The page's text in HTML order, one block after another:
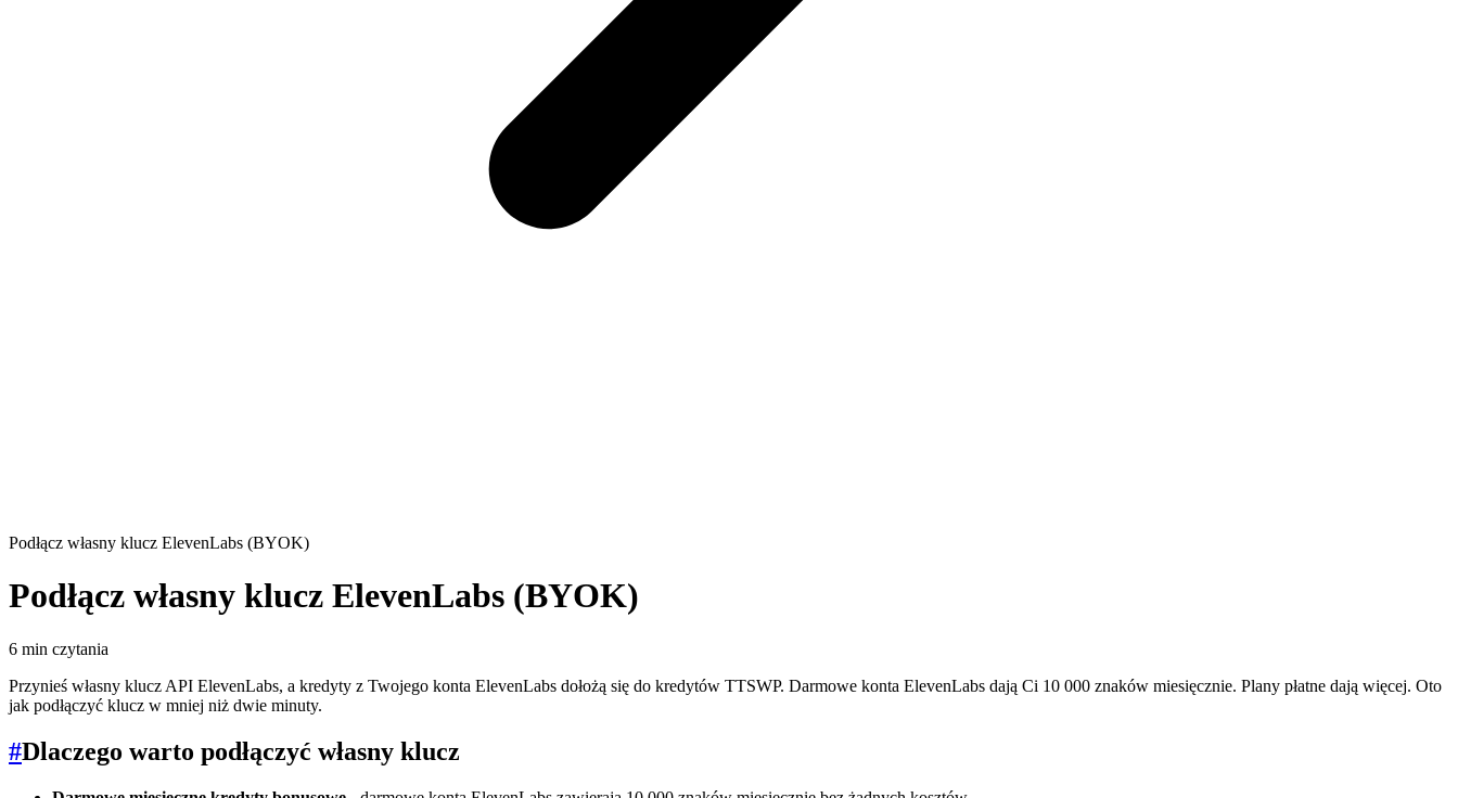
Podłącz własny klucz ElevenLabs (BYOK)
Podłącz własny klucz ElevenLabs (BYOK)
6 min czytania
Przynieś własny klucz API ElevenLabs, a kredyty z Twojego konta ElevenLabs dołożą się do kredytów TTSWP. Darmowe konta ElevenLabs dają Ci 10 000 znaków miesięcznie. Plany płatne dają więcej. Oto
jak podłączyć klucz w mniej niż dwie minuty.
#Dlaczego warto podłączyć własny klucz